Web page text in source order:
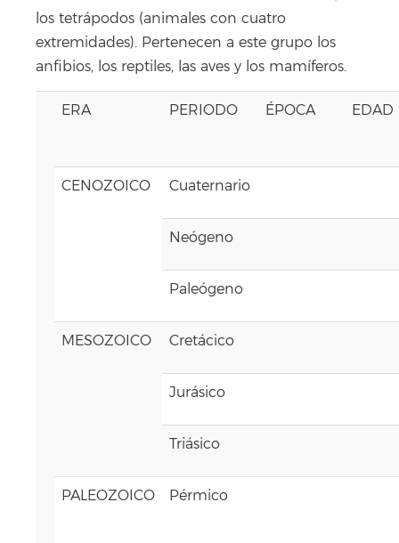
los tetrápodos (animales con cuatro
extremidades). Pertenecen a este grupo los
anfibios, los reptiles, las aves y los mamíferos.
ERA PERIODO ÉPOCA EDAD
CENOZOICO Cuaternario
Neógeno
Paleógeno
MESOZOICO Cretácico
Jurásico
Triásico
PALEOZOICO Pérmico